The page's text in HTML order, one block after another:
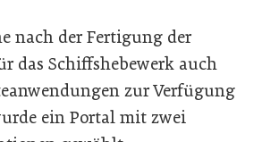
nach der Fertigung der
das Schiffshebewerk auch
zur Verfügung
ein Portal mit zwei